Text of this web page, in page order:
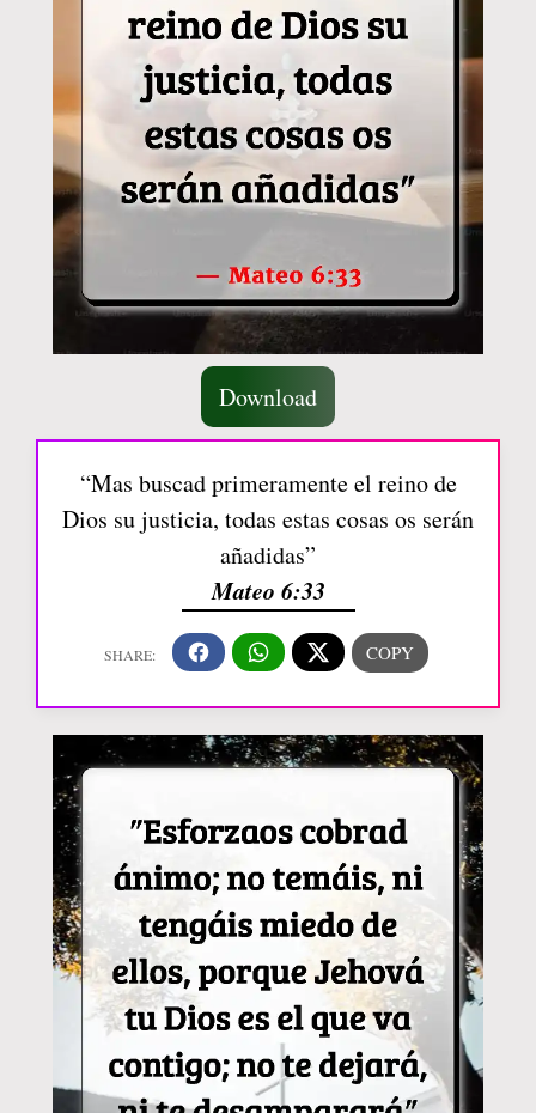
Download
“Mas buscad primeramente el reino de
Dios su justicia, todas estas cosas os serán
añadidas”
Mateo 6:33